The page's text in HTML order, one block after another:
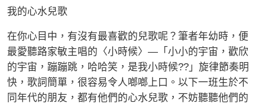
我的心水兒歌
在你心目中，有沒有最喜歡的兒歌呢？筆者年幼時，便
最愛聽路家敏主唱的〈小時候〉—「小小的宇宙，歡欣
的宇宙，蹦蹦跳，哈哈笑，是我小時候??」旋律節奏明
快，歌詞簡單，很容易令人啷啷上口。以下一班生於不
同年代的朋友，都有他們的心水兒歌，不妨聽聽他們的